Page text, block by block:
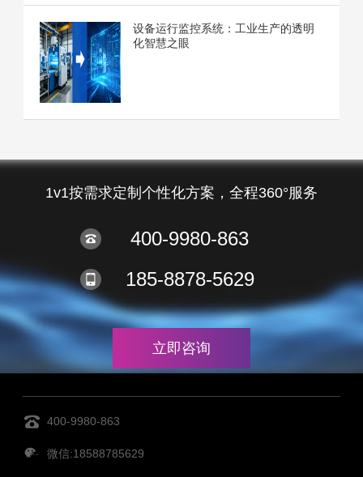
设备运行监控系统：工业生产的透明
化智慧之眼
1v1按需求定制个性化方案，全程360°服务
400-9980-863
185-8878-5629
立即咨询
400-9980-863
微信:18588785629